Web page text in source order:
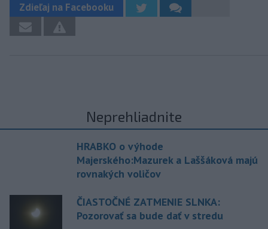
Zdieľaj na Facebooku
Neprehliadnite
HRABKO o výhode
Majerského:Mazurek a Laššáková majú
rovnakých voličov
ČIASTOČNÉ ZATMENIE SLNKA:
Pozorovať sa bude dať v stredu